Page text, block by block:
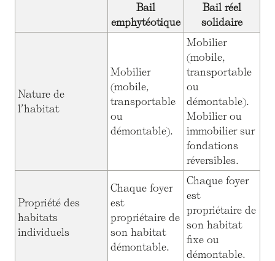
Bail
emphytéotique
Bail réel
solidaire
Nature de
l’habitat
Mobilier
(mobile,
transportable
ou
démontable).
Mobilier
(mobile,
transportable
ou
démontable).
Mobilier ou
immobilier sur
fondations
réversibles.
Propriété des
habitats
individuels
Chaque foyer
est
propriétaire de
son habitat
démontable.
Chaque foyer
est
propriétaire de
son habitat
fixe ou
démontable.